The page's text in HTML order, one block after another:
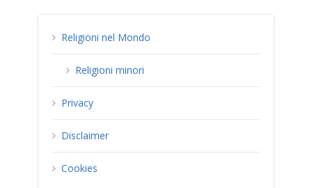
Religioni nel Mondo
Religioni minori
Privacy
Disclaimer
Cookies